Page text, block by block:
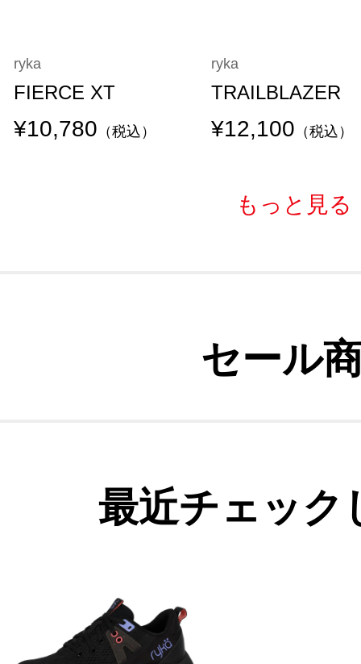
ryka
FIERCE XT
¥10,780 （税込）
ryka
TRAILBLAZER
¥12,100 （税込）
もっと見る
セール
最近チェック